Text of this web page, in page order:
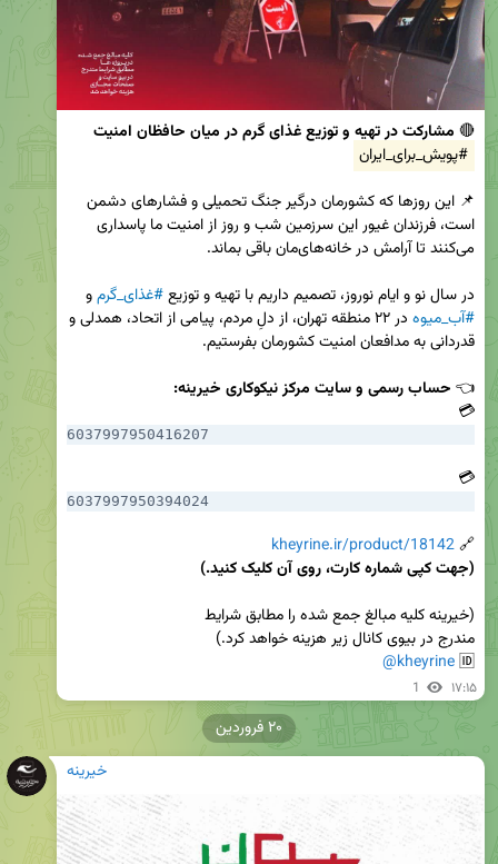
🔴 مشارکت در تهیه و توزیع غذای گرم در میان حافظان امنیت
#پویش_برای_ایران
در سال نو و ایام نوروز، تصمیم داریم با تهیه و توزیع #غذای_گرم و
#آب_میوه
👈 حساب رسمی و سایت مرکز نیکوکاری خیرینه:
💳
6037997950416207
💳
6037997950394024
🔗
kheyrine.ir/product/18142
(جهت کپی شماره کارت، روی آن کلیک کنید.)
🆔
@kheyrine
1 ۱۷:۱۵
خیرینه
۲۰ فروردین